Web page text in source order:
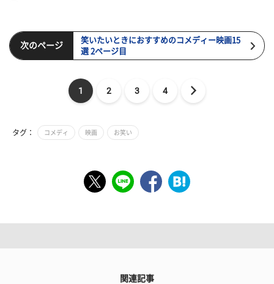
次のページ
笑いたいときにおすすめのコメディー映画15
選 2ページ目
1 2 3 4
タグ： コメディ 映画 お笑い
関連記事